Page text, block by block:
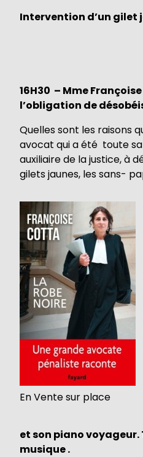
Intervention d’un gilet
16H30 – Mme
l’obligation de
Quelles sont les raisons
avocat qui a été toute
auxiliaire de la justice, à
gilets jaunes, les sans-
En Vente sur place
et son piano voyageur.
musique .